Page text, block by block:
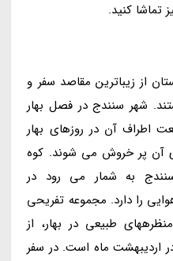
تماشا کنید.
از زیباترین مقاصد سفر و
شهر سنندج در فصل بهار
اطراف آن در روزهای بهار
آن پر خروش می شوند. کوه
به شمار می رود در
را دارد. مجموعه تفریحی
طبیعی در بهار، از
اردیبهشت ماه است. در سفر